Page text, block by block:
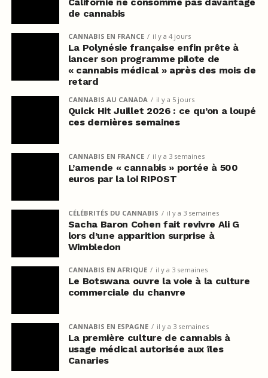
Californie ne consomme pas davantage
de cannabis
CANNABIS EN FRANCE il y a 4 jours
La Polynésie française enfin prête à
lancer son programme pilote de
« cannabis médical » après des mois de
retard
CANNABIS AU CANADA il y a 5 jours
Quick Hit Juillet 2026 : ce qu’on a loupé
ces dernières semaines
CANNABIS EN FRANCE il y a 3 semaines
L’amende « cannabis » portée à 500
euros par la loi RIPOST
CÉLÉBRITÉS DU CANNABIS il y a 3 semaines
Sacha Baron Cohen fait revivre Ali G
lors d’une apparition surprise à
Wimbledon
CANNABIS EN AFRIQUE il y a 3 semaines
Le Botswana ouvre la voie à la culture
commerciale du chanvre
CANNABIS EN ESPAGNE il y a 3 semaines
La première culture de cannabis à
usage médical autorisée aux îles
Canaries